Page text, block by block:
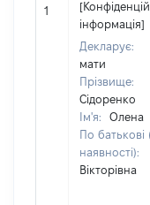
1
інформація]
Декларує:
мати
Прізвище:
Сідоренко
Ім'я:
Олена
По батькові
наявності):
Вікторівна